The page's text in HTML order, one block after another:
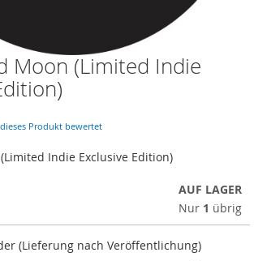
Moon (Limited Indie
Produkt bewertet
Indie Exclusive Edition)
AUF LAGER
Nur 1 übrig
(Lieferung nach Veröffentlichung)